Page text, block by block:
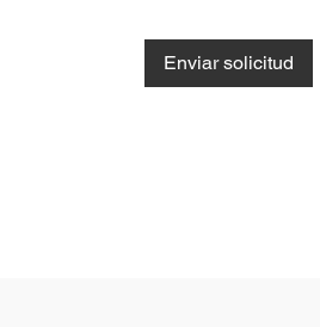
Enviar solicitud